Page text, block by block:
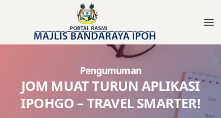
Pengumuman
JOM MUAT TURUN APLIKASI
IPOHGO – TRAVEL SMARTER!